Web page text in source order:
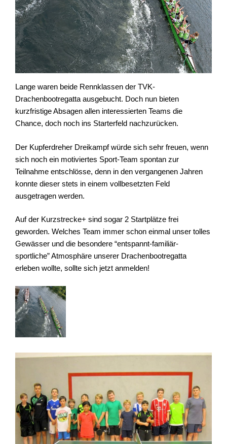
Lange waren beide Rennklassen der TVK-
Drachenbootregatta ausgebucht. Doch nun bieten
kurzfristige Absagen allen interessierten Teams die
Chance, doch noch ins Starterfeld nachzurücken.
Der Kupferdreher Dreikampf würde sich sehr freuen, wenn
sich noch ein motiviertes Sport-Team spontan zur
Teilnahme entschlösse, denn in den vergangenen Jahren
konnte dieser stets in einem vollbesetzten Feld
ausgetragen werden.
Auf der Kurzstrecke+ sind sogar 2 Startplätze frei
geworden. Welches Team immer schon einmal unser tolles
Gewässer und die besondere “entspannt-familiär-
sportliche” Atmosphäre unserer Drachenbootregatta
erleben wollte, sollte sich jetzt anmelden!